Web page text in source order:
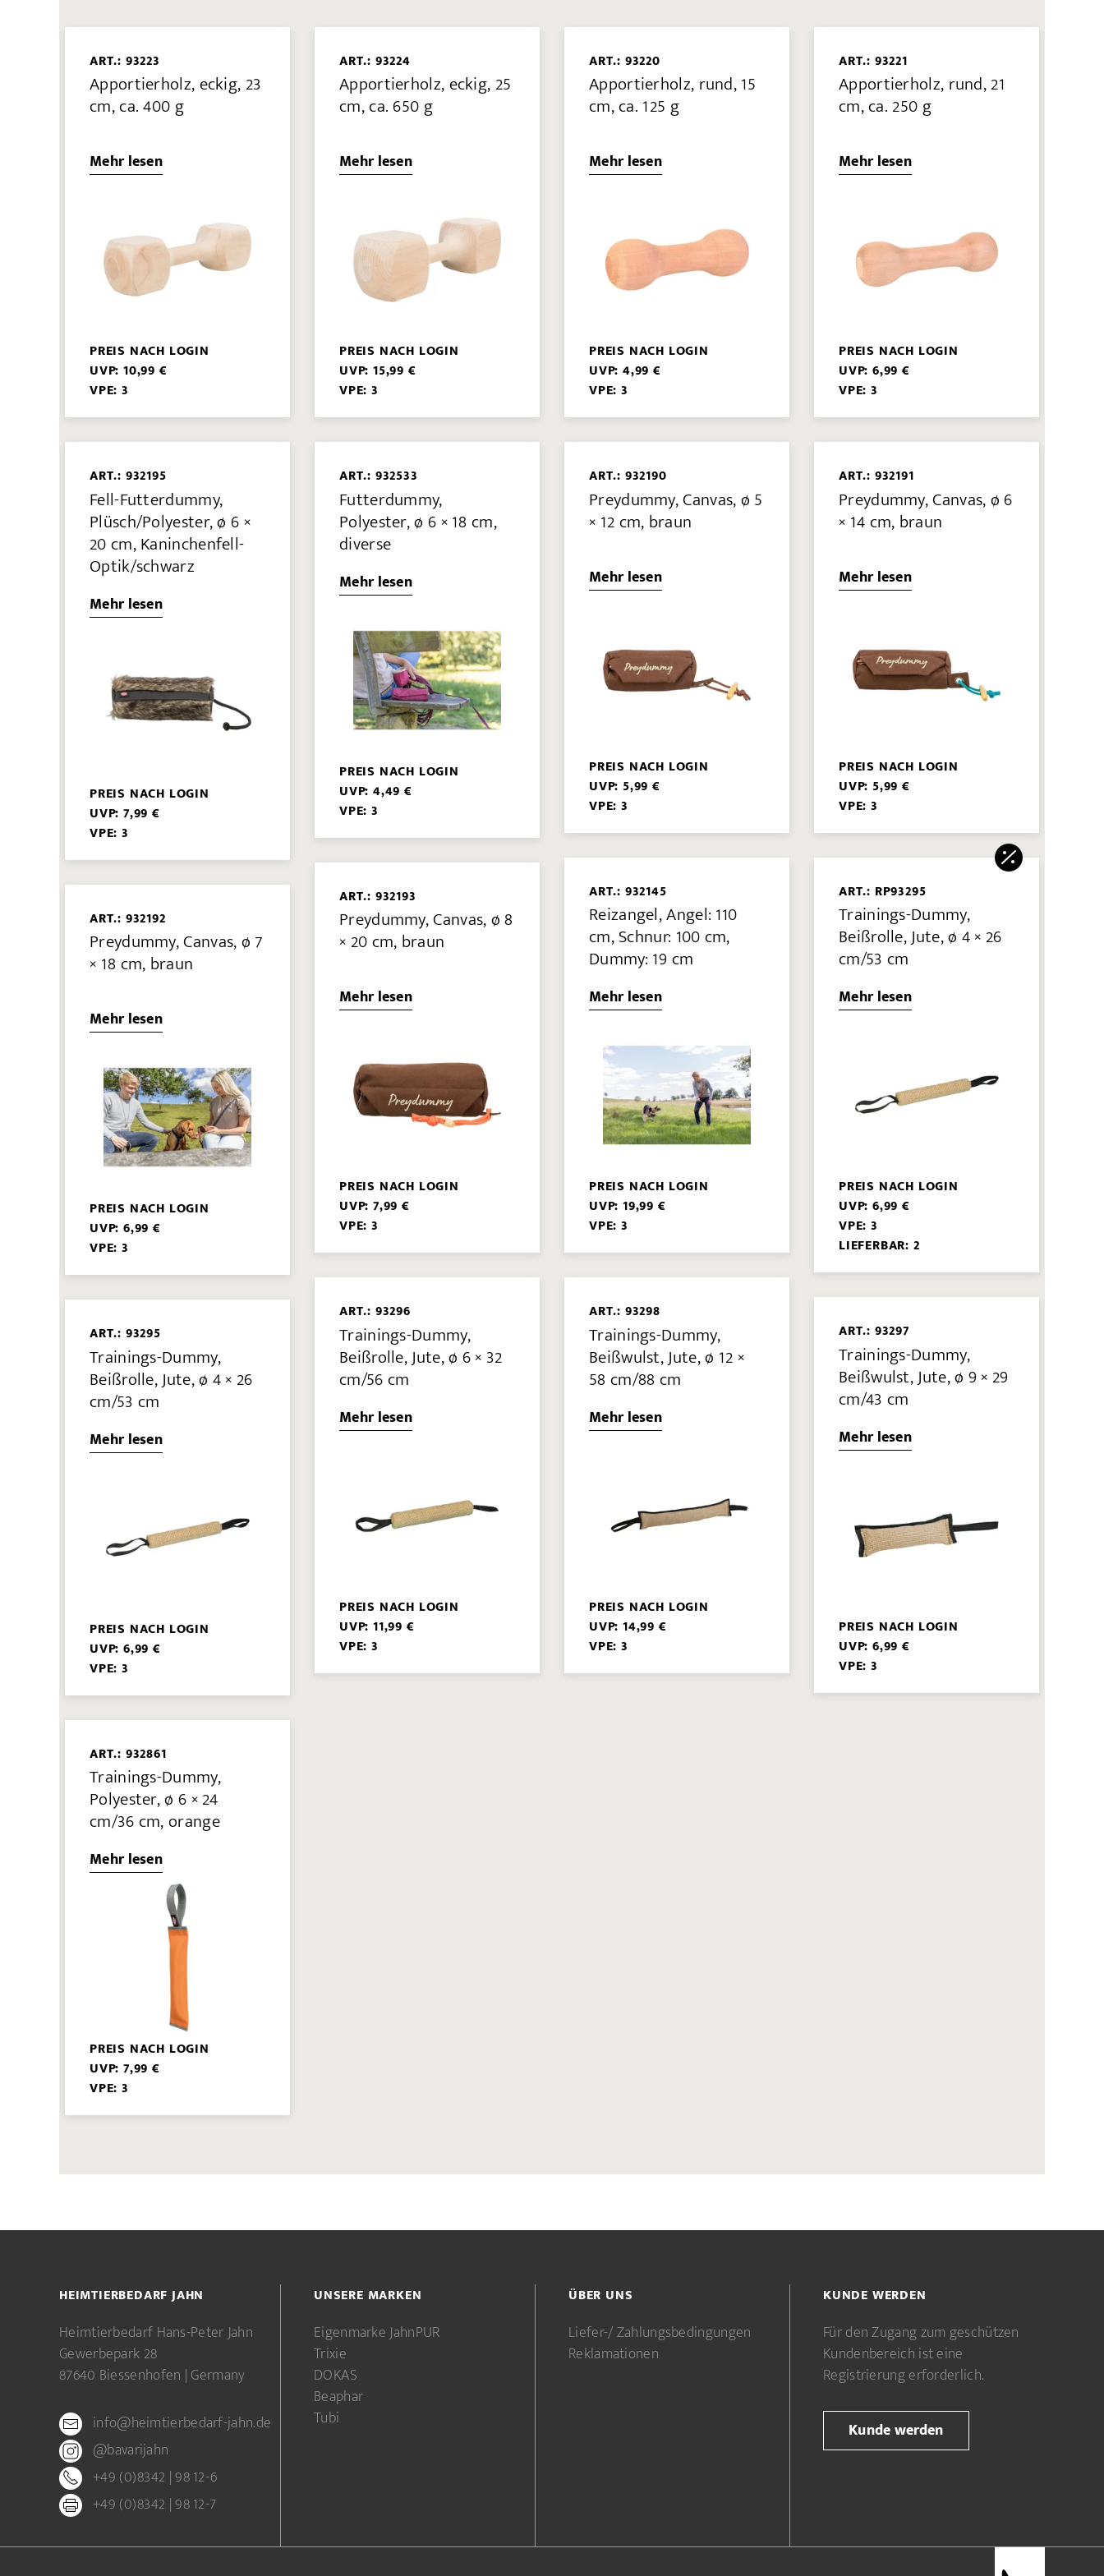
ART.: 93223
Apportierholz, eckig, 23
cm, ca. 400 g
Mehr lesen
PREIS NACH LOGIN
UVP: 10,99 €
VPE: 3
ART.: 93224
Apportierholz, eckig, 25
cm, ca. 650 g
Mehr lesen
PREIS NACH LOGIN
UVP: 15,99 €
VPE: 3
ART.: 93220
Apportierholz, rund, 15
cm, ca. 125 g
Mehr lesen
PREIS NACH LOGIN
UVP: 4,99 €
VPE: 3
ART.: 93221
Apportierholz, rund, 21
cm, ca. 250 g
Mehr lesen
PREIS NACH LOGIN
UVP: 6,99 €
VPE: 3
ART.: 932195
Fell-Futterdummy,
Plüsch/Polyester, ø 6 ×
20 cm, Kaninchenfell-
Optik/schwarz
Mehr lesen
PREIS NACH LOGIN
UVP: 7,99 €
VPE: 3
ART.: 932533
Futterdummy,
Polyester, ø 6 × 18 cm,
diverse
Mehr lesen
PREIS NACH LOGIN
UVP: 4,49 €
VPE: 3
ART.: 932190
Preydummy, Canvas, ø 5
× 12 cm, braun
Mehr lesen
PREIS NACH LOGIN
UVP: 5,99 €
VPE: 3
ART.: 932191
Preydummy, Canvas, ø 6
× 14 cm, braun
Mehr lesen
PREIS NACH LOGIN
UVP: 5,99 €
VPE: 3
ART.: 932192
Preydummy, Canvas, ø 7
× 18 cm, braun
Mehr lesen
PREIS NACH LOGIN
UVP: 6,99 €
VPE: 3
ART.: 932193
Preydummy, Canvas, ø 8
× 20 cm, braun
Mehr lesen
PREIS NACH LOGIN
UVP: 7,99 €
VPE: 3
ART.: 932145
Reizangel, Angel: 110
cm, Schnur: 100 cm,
Dummy: 19 cm
Mehr lesen
PREIS NACH LOGIN
UVP: 19,99 €
VPE: 3
ART.: RP93295
Trainings-Dummy,
Beißrolle, Jute, ø 4 × 26
cm/53 cm
Mehr lesen
PREIS NACH LOGIN
UVP: 6,99 €
VPE: 3
LIEFERBAR: 2
ART.: 93295
Trainings-Dummy,
Beißrolle, Jute, ø 4 × 26
cm/53 cm
Mehr lesen
PREIS NACH LOGIN
UVP: 6,99 €
VPE: 3
ART.: 93296
Trainings-Dummy,
Beißrolle, Jute, ø 6 × 32
cm/56 cm
Mehr lesen
PREIS NACH LOGIN
UVP: 11,99 €
VPE: 3
ART.: 93298
Trainings-Dummy,
Beißwulst, Jute, ø 12 ×
58 cm/88 cm
Mehr lesen
PREIS NACH LOGIN
UVP: 14,99 €
VPE: 3
ART.: 93297
Trainings-Dummy,
Beißwulst, Jute, ø 9 × 29
cm/43 cm
Mehr lesen
PREIS NACH LOGIN
UVP: 6,99 €
VPE: 3
ART.: 932861
Trainings-Dummy,
Polyester, ø 6 × 24
cm/36 cm, orange
Mehr lesen
PREIS NACH LOGIN
UVP: 7,99 €
VPE: 3
HEIMTIERBEDARF JAHN
Heimtierbedarf Hans-Peter Jahn
Gewerbepark 28
87640 Biessenhofen | Germany
info@heimtierbedarf-jahn.de
@bavarijahn
+49 (0)8342 | 98 12-6
+49 (0)8342 | 98 12-7
UNSERE MARKEN
Eigenmarke JahnPUR
Trixie
DOKAS
Beaphar
Tubi
ÜBER UNS
Liefer-/ Zahlungsbedingungen
Reklamationen
KUNDE WERDEN
Für den Zugang zum geschützen
Kundenbereich ist eine
Registrierung erforderlich.
Kunde werden